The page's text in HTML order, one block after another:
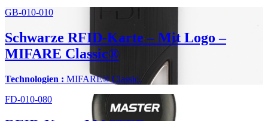
GB-010-010
Schwarze RFID-Karte – Mit Logo –
MIFARE Classic®
Technologien : MIFARE® Classic.
FD-010-080